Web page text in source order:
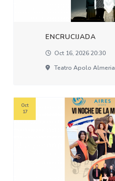
ENCRUCIJADA
Oct 16, 2026 20:30
Teatro Apolo Almeria
Oct
17